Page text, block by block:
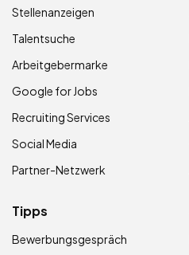
Stellenanzeigen
Talentsuche
Arbeitgebermarke
Google for Jobs
Recruiting Services
Social Media
Partner-Netzwerk
Tipps
Bewerbungsgespräch